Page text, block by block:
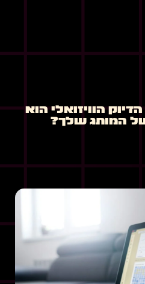
הוויזואלי הוא
המותג שלך?